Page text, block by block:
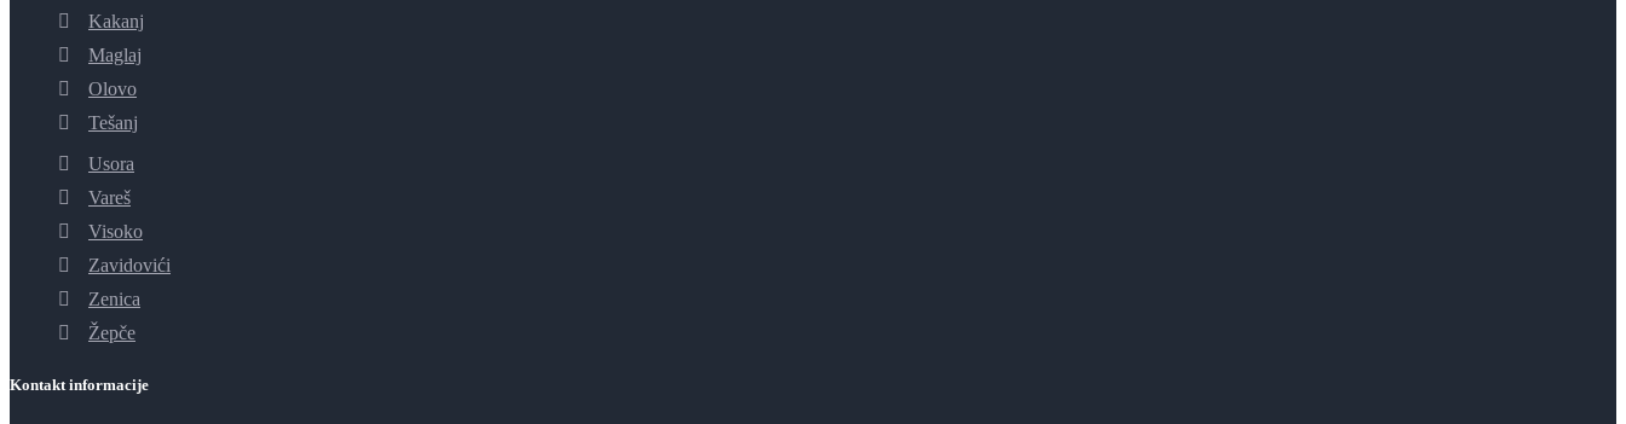
Kakanj
Maglaj
Olovo
Tešanj
Usora
Vareš
Visoko
Zavidovići
Zenica
Žepče
Kontakt informacije